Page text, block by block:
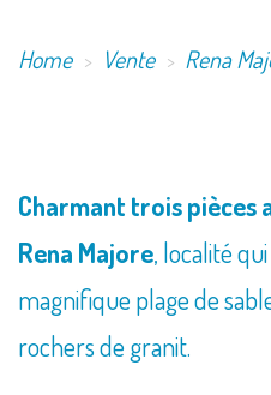
Home Vente Rena
​Charmant trois pièces
Rena Majore, localité
magnifique plage de
rochers de granit.